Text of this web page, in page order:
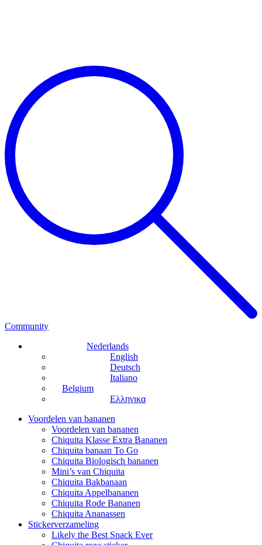
Community
Nederlands
English
Deutsch
Italiano
Belgium
Ελληνικα
Voordelen van bananen
Voordelen van bananen
Chiquita Klasse Extra Bananen
Chiquita banaan To Go
Chiquita Biologisch bananen
Mini’s van Chiquita
Chiquita Bakbanaan
Chiquita Appelbananen
Chiquita Rode Bananen
Chiquita Ananassen
Stickerverzameling
Likely the Best Snack Ever